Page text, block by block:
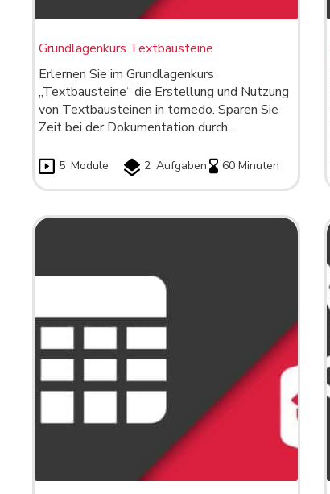
Grundlagenkurs Textbausteine
Erlernen Sie im Grundlagenkurs
„Textbausteine“ die Erstellung und Nutzung
von Textbausteinen in tomedo. Sparen Sie
Zeit bei der Dokumentation durch…
5 Module 2 Aufgaben 60 Minuten